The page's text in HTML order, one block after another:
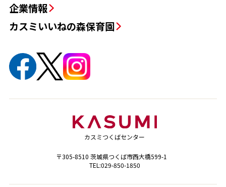
企業情報
カスミいいねの森保育園
カスミつくばセンター
〒305-8510 茨城県つくば市西大橋599-1
TEL:029-850-1850